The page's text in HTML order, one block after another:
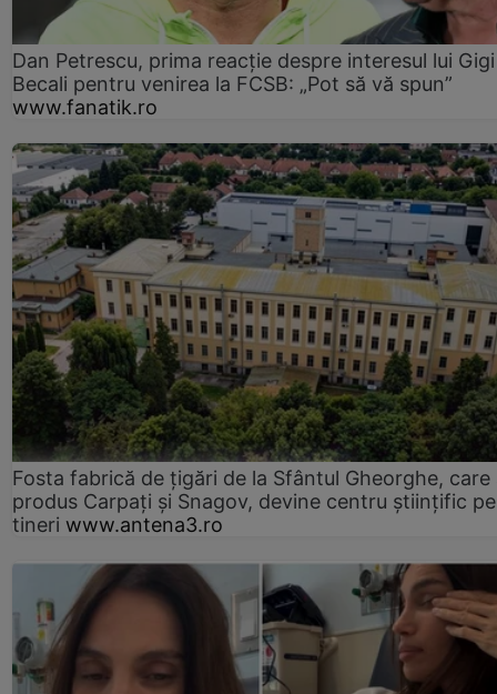
Dan Petrescu, prima reacție despre interesul lui Gigi
Becali pentru venirea la FCSB: „Pot să vă spun”
www.fanatik.ro
Fosta fabrică de țigări de la Sfântul Gheorghe, care
produs Carpați și Snagov, devine centru științific
tineri www.antena3.ro